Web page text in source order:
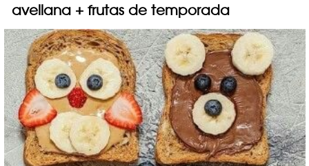
avellana + frutas de temporada